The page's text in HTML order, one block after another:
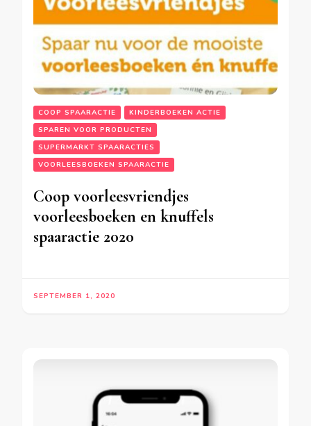
COOP SPAARACTIE
KINDERBOEKEN ACTIE
SPAREN VOOR PRODUCTEN
SUPERMARKT SPAARACTIES
VOORLEESBOEKEN SPAARACTIE
Coop voorleesvriendjes
voorleesboeken en knuffels
spaaractie 2020
SEPTEMBER 1, 2020